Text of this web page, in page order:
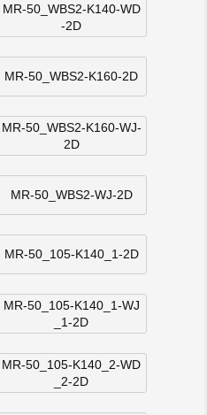
MR-50_WBS2-K140-WD
-2D
MR-50_WBS2-K160-2D
MR-50_WBS2-K160-WJ-
2D
MR-50_WBS2-WJ-2D
MR-50_105-K140_1-2D
MR-50_105-K140_1-WJ
_1-2D
MR-50_105-K140_2-WD
_2-2D